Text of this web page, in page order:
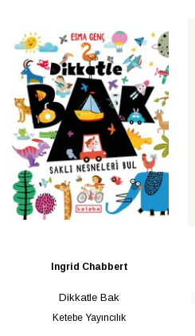
Ingrid Chabbert
Dikkatle Bak
Ketebe Yayıncılık